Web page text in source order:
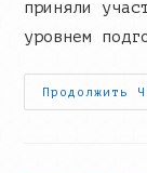
приняли
уровнем
Продолжить